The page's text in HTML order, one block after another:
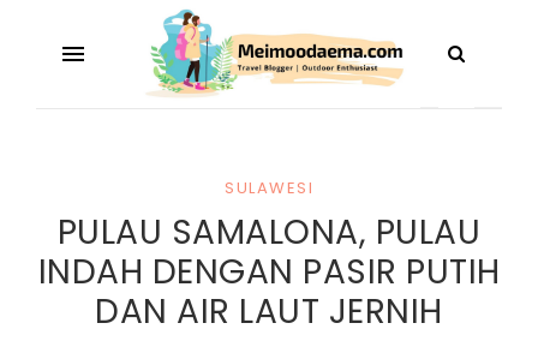
SULAWESI
PULAU SAMALONA, PULAU
INDAH DENGAN PASIR PUTIH
DAN AIR LAUT JERNIH